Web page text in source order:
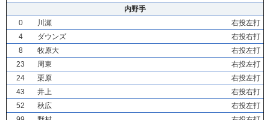
内野手
0
川瀬
右投左打
4
ダウンズ
右投右打
8
牧原大
右投左打
23
周東
右投左打
24
栗原
右投左打
43
井上
右投右打
52
秋広
右投左打